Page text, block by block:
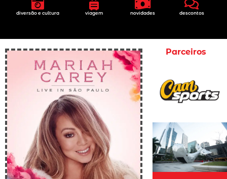
diversão e cultura viagem novidades descontos
Parceiros